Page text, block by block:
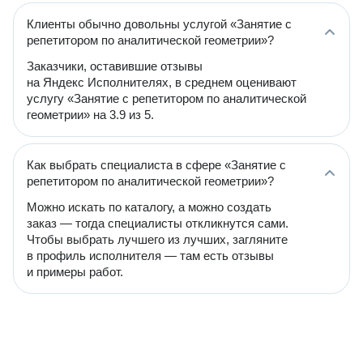
Клиенты обычно довольны услугой «Занятие с
репетитором по аналитической геометрии»?
Заказчики, оставившие отзывы
на Яндекс Исполнителях, в среднем оценивают
услугу «Занятие с репетитором по аналитической
геометрии» на 3.9 из 5.
Как выбрать специалиста в сфере «Занятие с
репетитором по аналитической геометрии»?
Можно искать по каталогу, а можно создать
заказ — тогда специалисты откликнутся сами.
Чтобы выбрать лучшего из лучших, загляните
в профиль исполнителя — там есть отзывы
и примеры работ.